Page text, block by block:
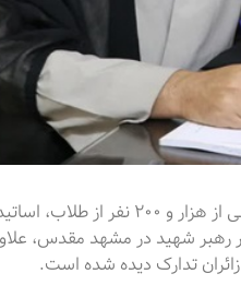
مدیر مدرسه علمیه عالی نواب از آمادگی این مجموعه برای
رهبر شهید در مشهد مقدس،
تدارک دیده شده است.